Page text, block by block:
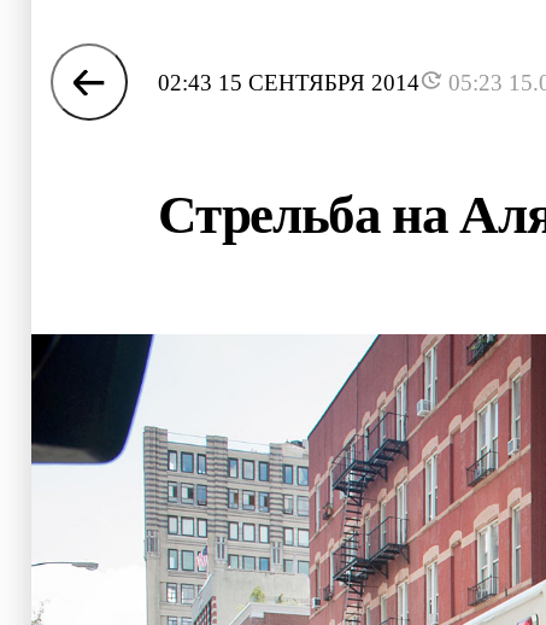
02:43 15 СЕНТЯБРЯ 2014 05:23
Стрельба на